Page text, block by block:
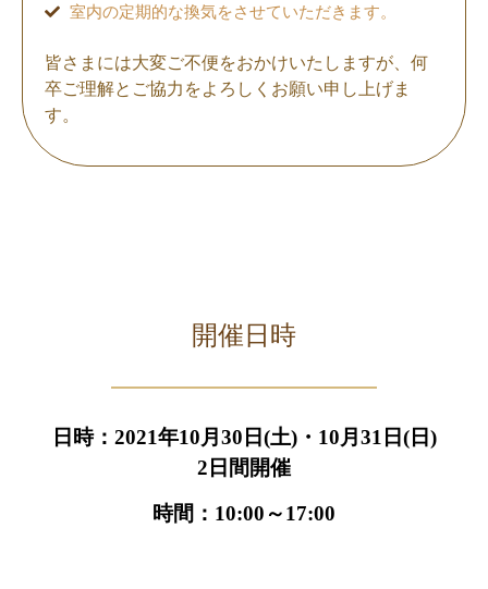
室内の定期的な換気をさせていただきます。
皆さまには大変ご不便をおかけいたしますが、何
卒ご理解とご協力をよろしくお願い申し上げま
す。
開催日時
日時：2021年10月30日(土)・10月31日(日)
2日間開催
時間：10:00～17:00